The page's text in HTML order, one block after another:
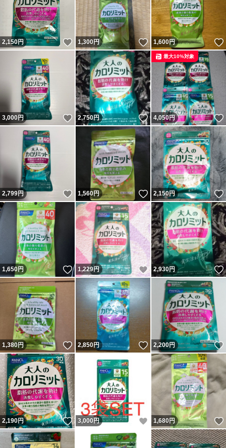
(*^-^*)★THANK YOU★
☆★
●商品についての
ご質問は対応不可
→検索すれば出てきます
*
*
#FANCL
#ダイエット
#クーポン消費
#ファンケル
2,150円 いいね！
1,300円 いいね！
1,600円
3,000円 いいね！
2,750円 いいね！
4,050円
最大10%対象
2,799円 いいね！
1,560円 いいね！
2,150円
1,650円 いいね！
1,229円 いいね！
2,930円
1,380円 いいね！
2,850円 いいね！
2,200円
2,190円 いいね！
3,000 円 いいね！
1,680円